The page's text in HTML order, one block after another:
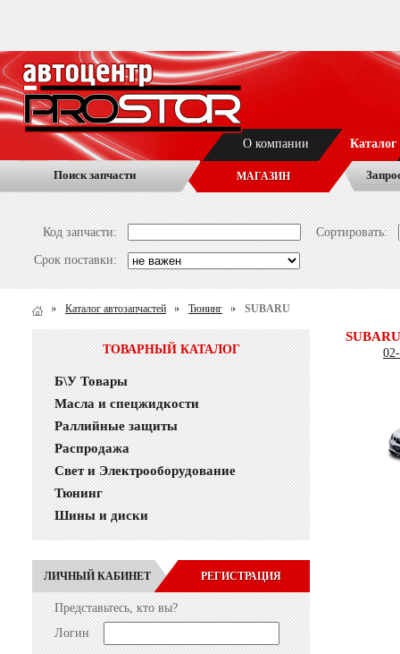
О компании Каталог
МАГАЗИН
Поиск запчасти
Код запчасти: Сортировать:
Срок поставки:
Каталог автозапчастей Тюнинг SUBARU
ТОВАРНЫЙ КАТАЛОГ
Б\У Товары
Масла и спецжидкости
Раллийные защиты
Распродажа
Свет и Электрооборудование
Тюнинг
Шины и диски
ЛИЧНЫЙ КАБИНЕТ РЕГИСТРАЦИЯ
Представьтесь, кто вы?
Логин
SUBARU